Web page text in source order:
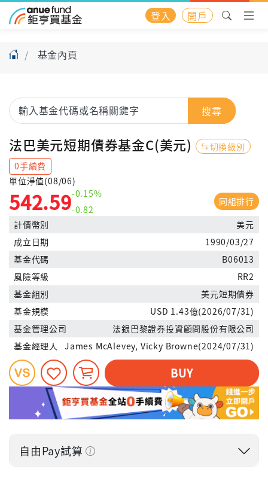
登入 開戶
基金內頁
搜尋
法巴美元短期債券基金C(美元)
切換級別
0手續費
單位淨值(08/06)
542.59-0.15%
-0.82
同組排行
計價幣別
美元
成立日期
1990/03/27
基金代碼
B06013
風險等級
RR2
基金組別
美元短期債券
基金規模
USD 1.43億(2026/07/31)
基金管理公司
法銀巴黎證券投資顧問股份有限公司
基金經理人
James McAlevey, Vicky Browne(2024/07/31)
BUY
自由Pay試算